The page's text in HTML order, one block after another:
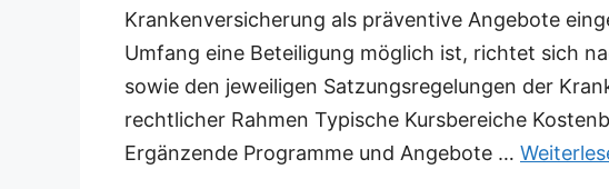
Krankenversicherung als präventive Angebote
Umfang eine Beteiligung möglich ist, richtet sich
sowie den jeweiligen Satzungsregelungen der
rechtlicher Rahmen Typische Kursbereiche
Ergänzende Programme und Angebote …